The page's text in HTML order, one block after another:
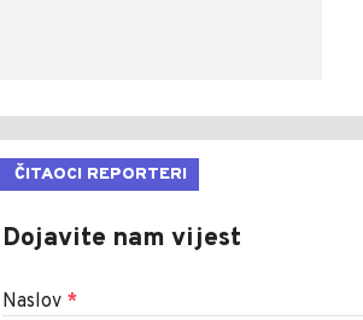
ČITAOCI REPORTERI
Dojavite nam vijest
Naslov *